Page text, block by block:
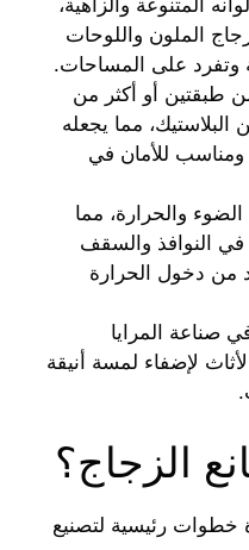
الملون واللوحات
وتفرد على المساحات.
طبقتين أو أكثر من
مما يجعله
ومناسب للأمان في
والحرارة، مما
في النوافذ والسقف
من دخول الحرارة
صناعة المرايا
لإضفاء لمسة أنيقة
الزجاج؟
رئيسية لتصنيع